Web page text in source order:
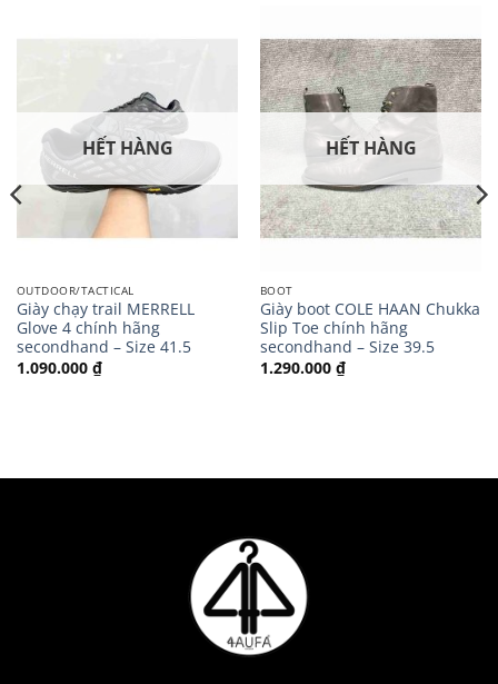
HẾT HÀNG
OUTDOOR/TACTICAL
Giày chạy trail MERRELL
Glove 4 chính hãng
secondhand – Size 41.5
1.090.000 ₫
HẾT HÀNG
BOOT
Giày boot COLE HAAN Chukka
Slip Toe chính hãng
secondhand – Size 39.5
1.290.000 ₫